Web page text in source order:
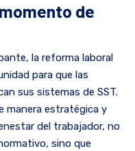
de
la reforma laboral
para que las
sus sistemas de SST.
manera estratégica y
del trabajador, no
sino que